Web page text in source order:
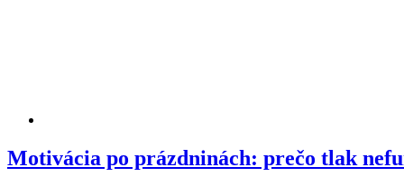
Motivácia po prázdninách: prečo tlak